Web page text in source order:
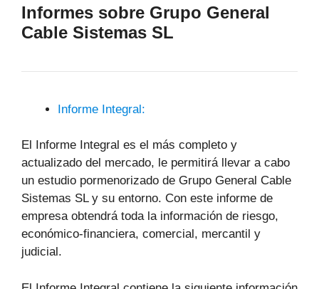
Informes sobre Grupo General
Cable Sistemas SL
Informe Integral:
El Informe Integral es el más completo y
actualizado del mercado, le permitirá llevar a cabo
un estudio pormenorizado de Grupo General Cable
Sistemas SL y su entorno. Con este informe de
empresa obtendrá toda la información de riesgo,
económico-financiera, comercial, mercantil y
judicial.